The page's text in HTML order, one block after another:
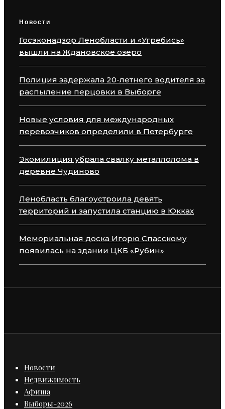
Новости
Госэконадзор Ленобласти и «Угребись»
вышли на Ждановское озеро
Полиция задержала 20-летнего водителя за
распыление перцовки в Выборге
Новые условия для международных
перевозчиков определили в Петербурге
Экомилиция убрала свалку металлолома в
деревне Чудиново
Ленобласть благоустроила девять
территорий и запустила станцию в Юкках
Мемориальная доска Игорю Спасскому
появилась на здании ЦКБ «Рубин»
Новости
Недвижимость
Афиша
Выборы-2026